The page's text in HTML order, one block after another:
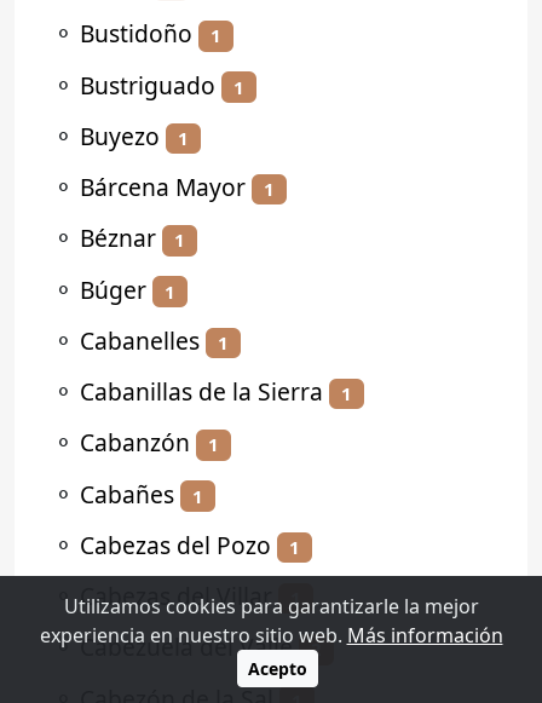
⚬ Bustidoño 1
⚬ Bustriguado 1
⚬ Buyezo 1
⚬ Bárcena Mayor 1
⚬ Béznar 1
⚬ Búger 1
⚬ Cabanelles 1
⚬ Cabanillas de la Sierra 1
⚬ Cabanzón 1
⚬ Cabañes 1
⚬ Cabezas del Pozo 1
⚬Cabezas del Villar 1
⚬Cabezuela del Valle 2
Utilizamos cookies para garantizarle la mejor
experiencia en nuestro sitio web. Más información
Acepto